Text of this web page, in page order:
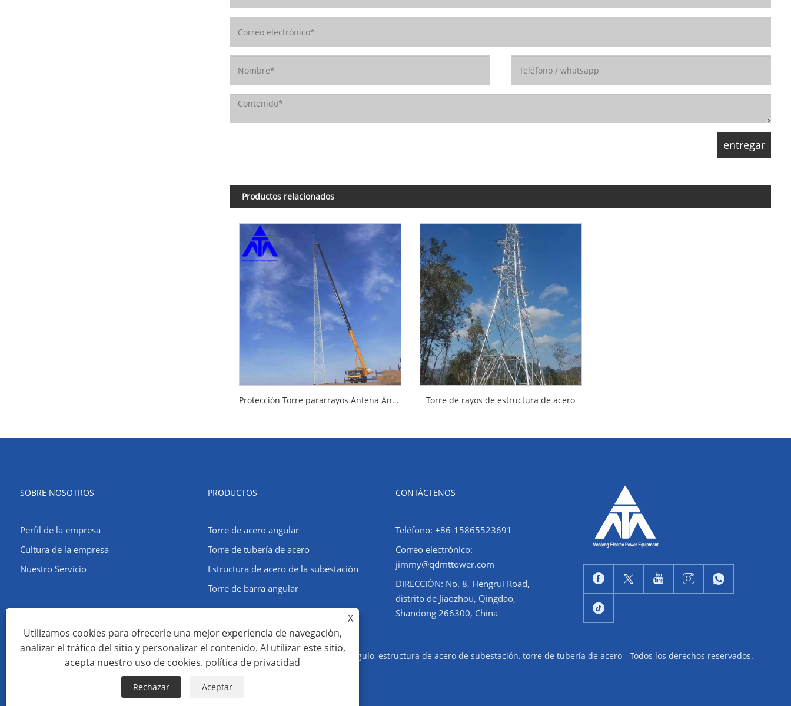
Productos relacionados
Protección Torre pararrayos Antena Ángulo de acero Torre de hierro Torre de rayos de estructura de acero
SOBRE NOSOTROS
Perfil de la empresa
Cultura de la empresa
Nuestro Servicio
PRODUCTOS
Torre de acero angular
Torre de tubería de acero
Estructura de acero de la subestación
Torre de barra angular
CONTÁCTENOS
Teléfono: +86-15865523691
Correo electrónico:
jimmy@qdmttower.com
DIRECCIÓN: No. 8, Hengrui Road,
distrito de Jiaozhou, Qingdao,
Shandong 266300, China
Copyright © 2022 Qingdao Maotong Power Equipment Co., Ltd. - Torre de acero en ángulo, estructura de acero de subestación, torre de tubería de acero - Todos los derechos reservados.
XML política de privacidad
X
Utilizamos cookies para ofrecerle una mejor experiencia de navegación,
analizar el tráfico del sitio y personalizar el contenido. Al utilizar este sitio,
acepta nuestro uso de cookies. política de privacidad
Rechazar Aceptar